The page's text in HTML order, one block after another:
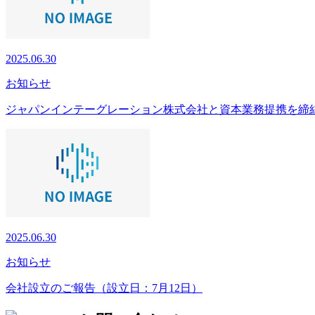
2025.06.30
お知らせ
ジャパンインテーグレーション株式会社と資本業務提携を締
2025.06.30
お知らせ
会社設立のご報告（設立日：7月12日）